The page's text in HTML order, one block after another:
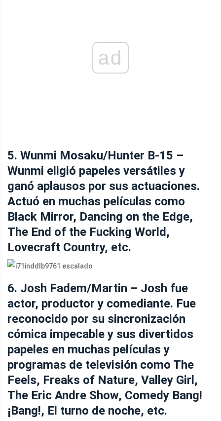
ad
5. Wunmi Mosaku/Hunter B-15 –
Wunmi eligió papeles versátiles y
ganó aplausos por sus actuaciones.
Actuó en muchas películas como
Black Mirror, Dancing on the Edge,
The End of the Fucking World,
Lovecraft Country, etc.
6. Josh Fadem/Martin – Josh fue
actor, productor y comediante. Fue
reconocido por su sincronización
cómica impecable y sus divertidos
papeles en muchas películas y
programas de televisión como The
Feels, Freaks of Nature, Valley Girl,
The Eric Andre Show, Comedy Bang!
¡Bang!, El turno de noche, etc.